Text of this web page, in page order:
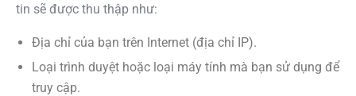
tin sẽ được thu thập như:
Địa chỉ của bạn trên Internet (địa chỉ IP).
Loại trình duyệt hoặc loại máy tính mà bạn sử dụng để
truy cập.